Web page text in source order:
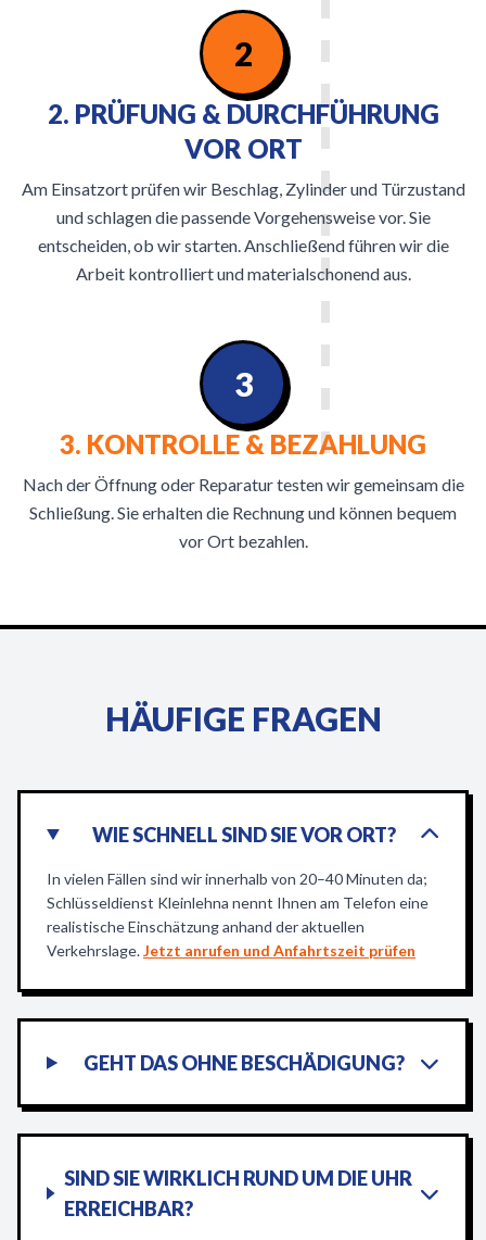
2
2. PRÜFUNG & DURCHFÜHRUNG
VOR ORT
Am Einsatzort prüfen wir Beschlag, Zylinder und Türzustand
und schlagen die passende Vorgehensweise vor. Sie
entscheiden, ob wir starten. Anschließend führen wir die
Arbeit kontrolliert und materialschonend aus.
3. KONTROLLE & BEZAHLUNG
Nach der Öffnung oder Reparatur testen wir gemeinsam die
Schließung. Sie erhalten die Rechnung und können bequem
vor Ort bezahlen.
3
HÄUFIGE FRAGEN
WIE SCHNELL SIND SIE VOR ORT?
In vielen Fällen sind wir innerhalb von 20–40 Minuten da;
Schlüsseldienst Kleinlehna nennt Ihnen am Telefon eine
realistische Einschätzung anhand der aktuellen
Verkehrslage.Jetzt anrufen und Anfahrtszeit prüfen
GEHT DAS OHNE BESCHÄDIGUNG?
SIND SIE WIRKLICH RUND UM DIE UHR
ERREICHBAR?